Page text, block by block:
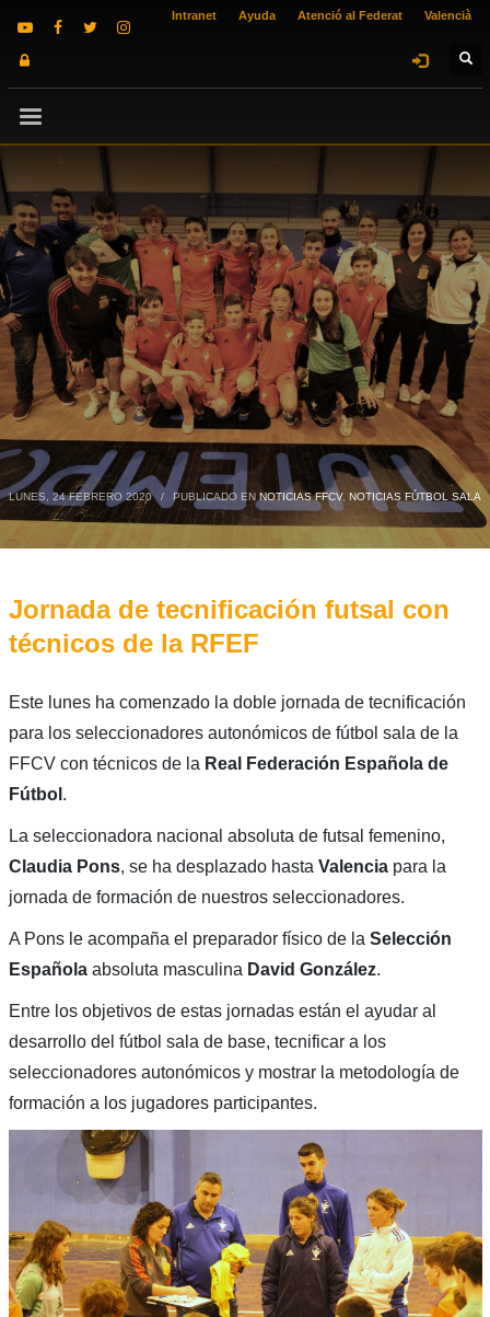
Intranet Ayuda Atenció al Federat Valencià
LUNES, 24 FEBRERO 2020 / PUBLICADO EN NOTICIAS FFCV, NOTICIAS FÚTBOL SALA
Jornada de tecnificación futsal con
técnicos de la RFEF
Este lunes ha comenzado la doble jornada de tecnificación
para los seleccionadores autonómicos de fútbol sala de la
FFCV con técnicos de la Real Federación Española de
Fútbol .
La seleccionadora nacional absoluta de futsal femenino,
Claudia Pons, se ha desplazado hasta Valenciapara la
jornada de formación de nuestros seleccionadores.
A Pons le acompaña el preparador físico de la Selección
Españolaabsoluta masculina David González.
Entre los objetivos de estas jornadas están el ayudar al
desarrollo del fútbol sala de base, tecnificar a los
seleccionadores autonómicos y mostrar la metodología de
formación a los jugadores participantes.